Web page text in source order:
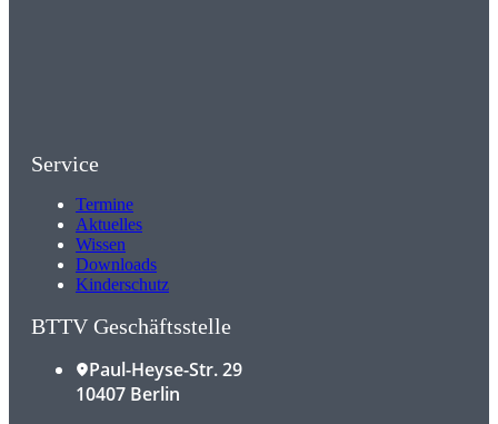
Service
Termine
Aktuelles
Wissen
Downloads
Kinderschutz
BTTV Geschäftsstelle
Paul-Heyse-Str. 29
10407 Berlin